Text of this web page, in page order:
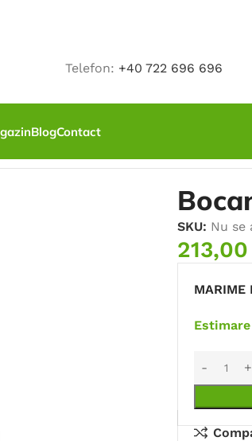
Telefon: +40 722 696 696
BlogContact
SKU: Nu se
213,00
MARIME